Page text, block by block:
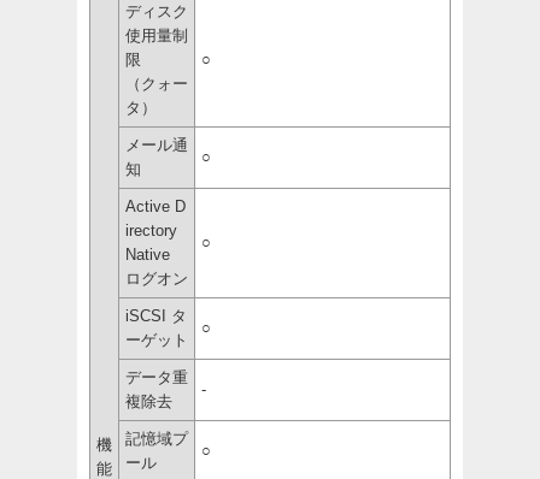
機
能
ディスク
使用量制
限
（クォー
タ）
○
メール通
知
○
Active D
irectory
Native
ログオン
○
iSCSI タ
ーゲット
○
データ重
複除去
-
記憶域プ
ール
○